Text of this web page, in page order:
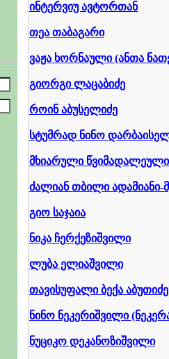
ინტერვიუ ავტორთან
თეა თაბაგარი
ვაჟა ხორნაული (ანთა
გიორგი ლაცაბიძე
როინ აბუსელიძე
სტუმრად ნინო
მხიარული
ძალიან თბილი
გიო საჯაია
ნიკა ჩერქეზიშვილი
ლუბა ელიაშვილი
თავისუფალი ბექა აბუთიძე
ნინო ნეკერიშვილი
ნუციკო დეკანოზიშვილი